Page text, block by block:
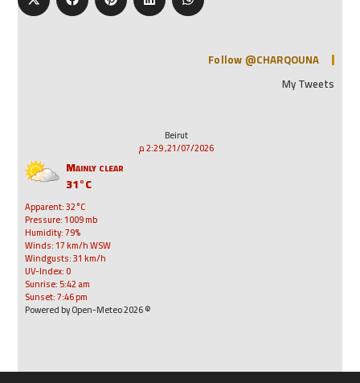
Follow @CHARQOUNA
My Tweets
Beirut
21/07/2026, 2:29 م
Mainly clear
31°C
Apparent: 32°C
Pressure: 1009 mb
Humidity: 79%
Winds: 17 km/h WSW
Windgusts: 31 km/h
UV-Index: 0
Sunrise: 5:42 am
Sunset: 7:46 pm
© 2026 Powered by Open-Meteo